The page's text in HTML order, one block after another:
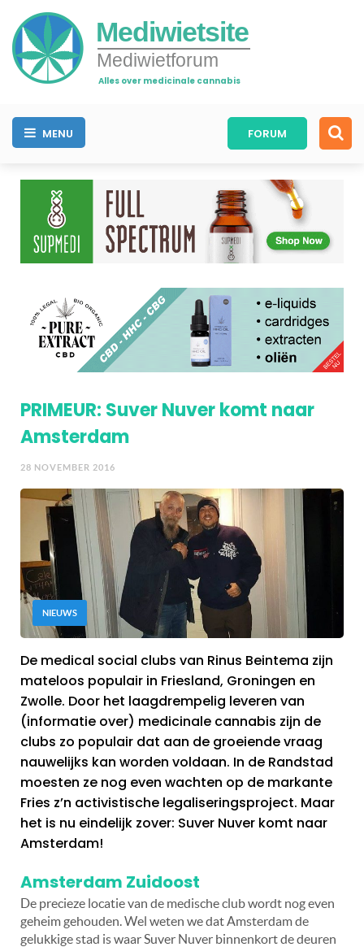
Mediwietsite
Mediwietforum
Alles over medicinale cannabis
MENU FORUM
PRIMEUR: Suver Nuver komt naar
Amsterdam
28 NOVEMBER 2016
NIEUWS
De medical social clubs van Rinus Beintema zijn
mateloos populair in Friesland, Groningen en
Zwolle. Door het laagdrempelig leveren van
(informatie over) medicinale cannabis zijn de
clubs zo populair dat aan de groeiende vraag
nauwelijks kan worden voldaan. In de Randstad
moesten ze nog even wachten op de markante
Fries z’n activistische legaliseringsproject. Maar
het is nu eindelijk zover: Suver Nuver komt naar
Amsterdam!
Amsterdam Zuidoost
De precieze locatie van de medische club wordt nog even
geheim gehouden. Wel weten we dat Amsterdam de
gelukkige stad is waar Suver Nuver binnenkort de deuren